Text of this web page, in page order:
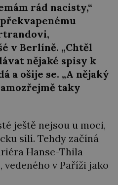
rád nacisty,“
v Berlíně. „Chtěl
nějaké spisy k
a ošije se. „A nějaký
taky
ještě nejsou u moci,
sílí. Tehdy začíná
Hanse-Thila
vedeného v Paříži jako